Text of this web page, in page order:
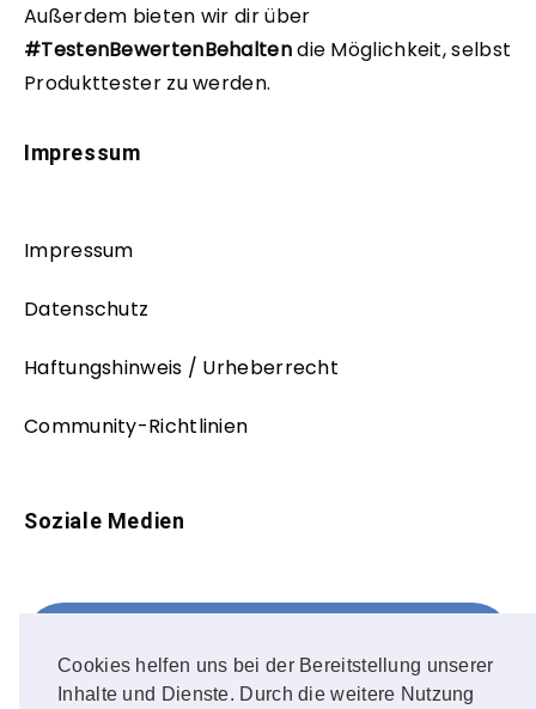
Cookies helfen uns bei der Bereitstellung unserer
Inhalte und Dienste. Durch die weitere Nutzung
Außerdem bieten wir dir über
#TestenBewertenBehaltendie Möglichkeit, selbst
Produkttester zu werden.
Impressum
Impressum
Datenschutz
Haftungshinweis / Urheberrecht
Community-Richtlinien
Soziale Medien
FOLLOW ME!